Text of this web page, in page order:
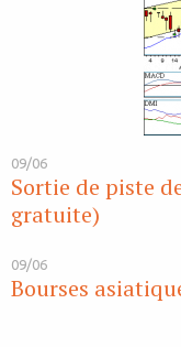
09/06
Sortie de piste
gratuite)
09/06
Bourses